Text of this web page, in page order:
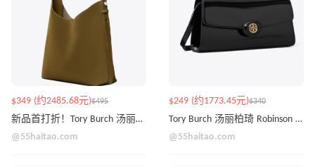
$349 (约2485.68元)$495
新品首打折！Tory Burch 汤丽柏琦 ROMY 麂皮单肩包 深橄榄色
@55haitao.com
$249 (约1773.45元)$340
Tory Burch 汤丽柏琦 Robinson 迷你斜挎包
@55haitao.com